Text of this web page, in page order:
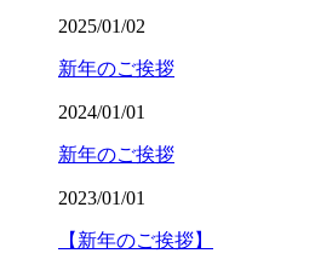
2025/01/02
新年のご挨拶
2024/01/01
新年のご挨拶
2023/01/01
【新年のご挨拶】